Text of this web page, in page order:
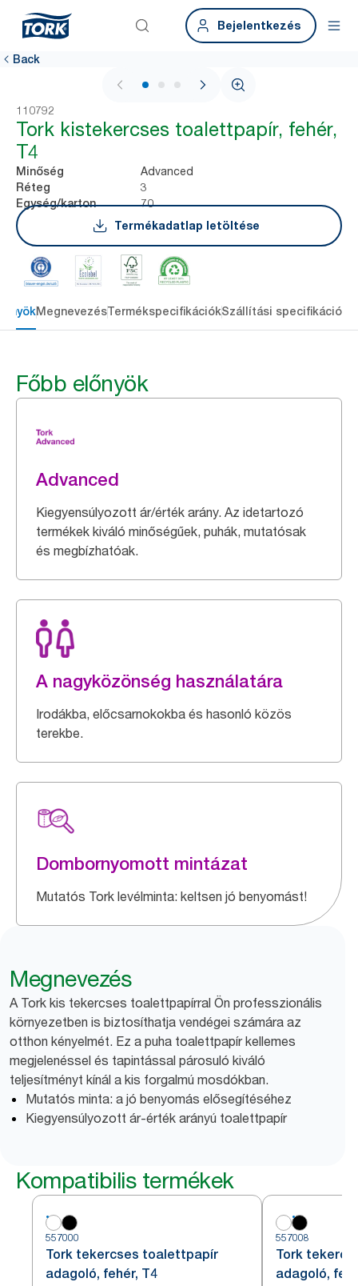
Bejelentkezés
Back
1 / 3
110792
Tork kistekercses toalettpapír, fehér,
T4
Minőség Advanced
Réteg 3
Egység/karton
70
Termékadatlap letöltése
MegnevezésTermékspecifikációkSzállítási specifikációk
Főbb előnyök
Advanced
Kiegyensúlyozott ár/érték arány. Az idetartozó
termékek kiváló minőségűek, puhák, mutatósak
és megbízhatóak.
A nagyközönség használatára
Irodákba, előcsarnokokba és hasonló közös
terekbe.
Dombornyomott mintázat
Mutatós Tork levélminta: keltsen jó benyomást!
Megnevezés
A Tork kis tekercses toalettpapírral Ön professzionális
környezetben is biztosíthatja vendégei számára az
otthon kényelmét. Ez a puha toalettpapír kellemes
megjelenéssel és tapintással párosuló kiváló
teljesítményt kínál a kis forgalmú mosdókban.
Mutatós minta: a jó benyomás elősegítéséhez
Kiegyensúlyozott ár-érték arányú toalettpapír
Kompatibilis termékek
557000
Tork tekercses toalettpapír
adagoló, fehér, T4
557008
Tork
adagoló,